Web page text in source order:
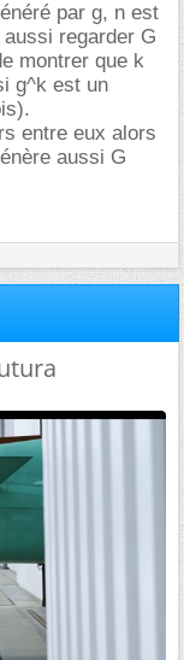
par g, n est
regarder G
montrer que k
g^k est un
entre eux alors
aussi G